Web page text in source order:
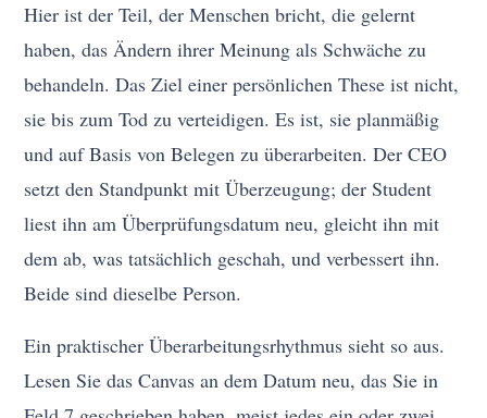
Hier ist der Teil, der Menschen bricht, die gelernt
haben, das Ändern ihrer Meinung als Schwäche zu
behandeln. Das Ziel einer persönlichen These ist nicht,
sie bis zum Tod zu verteidigen. Es ist, sie planmäßig
und auf Basis von Belegen zu überarbeiten. Der CEO
setzt den Standpunkt mit Überzeugung; der Student
liest ihn am Überprüfungsdatum neu, gleicht ihn mit
dem ab, was tatsächlich geschah, und verbessert ihn.
Beide sind dieselbe Person.
Ein praktischer Überarbeitungsrhythmus sieht so aus.
Lesen Sie das Canvas an dem Datum neu, das Sie in